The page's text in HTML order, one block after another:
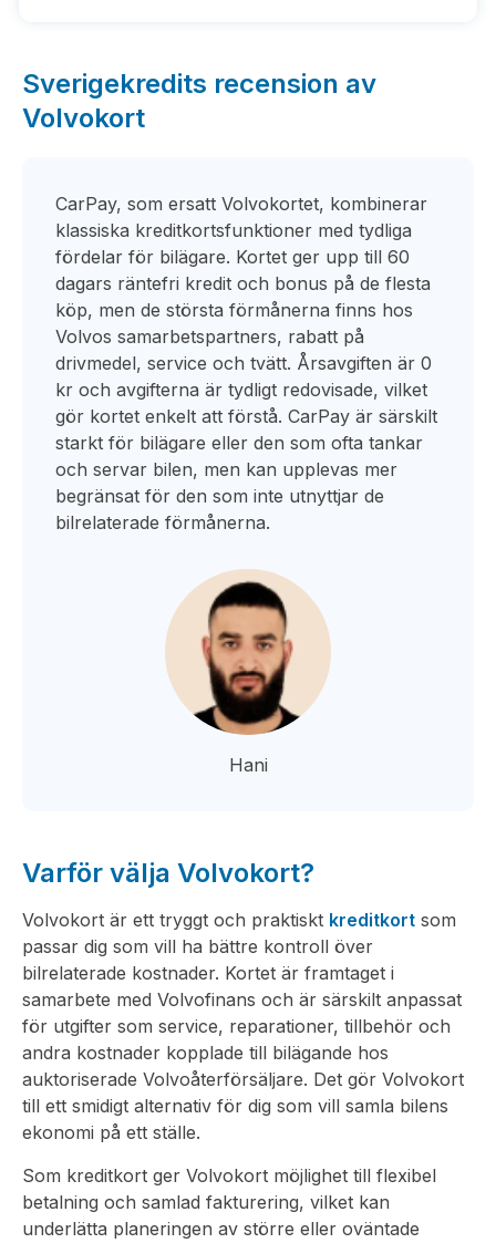
Sverigekredits recension av
Volvokort
CarPay, som ersatt Volvokortet, kombinerar
klassiska kreditkortsfunktioner med tydliga
fördelar för bilägare. Kortet ger upp till 60
dagars räntefri kredit och bonus på de flesta
köp, men de största förmånerna finns hos
Volvos samarbetspartners, rabatt på
drivmedel, service och tvätt. Årsavgiften är 0
kr och avgifterna är tydligt redovisade, vilket
gör kortet enkelt att förstå. CarPay är särskilt
starkt för bilägare eller den som ofta tankar
och servar bilen, men kan upplevas mer
begränsat för den som inte utnyttjar de
bilrelaterade förmånerna.
Hani
Varför välja Volvokort?
Volvokort är ett tryggt och praktiskt kreditkort som
passar dig som vill ha bättre kontroll över
bilrelaterade kostnader. Kortet är framtaget i
samarbete med Volvofinans och är särskilt anpassat
för utgifter som service, reparationer, tillbehör och
andra kostnader kopplade till bilägande hos
auktoriserade Volvoåterförsäljare. Det gör Volvokort
till ett smidigt alternativ för dig som vill samla bilens
ekonomi på ett ställe.
Som kreditkort ger Volvokort möjlighet till flexibel
betalning och samlad fakturering, vilket kan
underlätta planeringen av större eller oväntade